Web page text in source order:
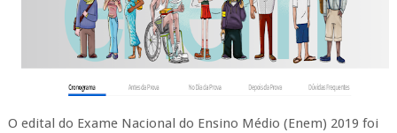
O edital do Exame Nacional do Ensino Médio (Enem) 2019 foi